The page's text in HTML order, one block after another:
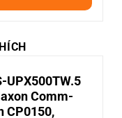
UPX500TW.5
Comm-
CP0150,